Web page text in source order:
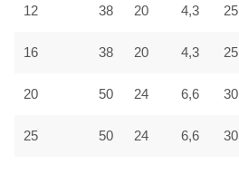
12 38 20 4,3 25
16 38 20 4,3 25
20 50 24 6,6 30
25 50 24 6,6 30